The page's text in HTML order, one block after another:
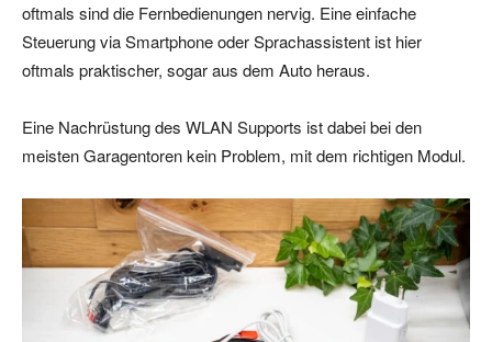
oftmals sind die Fernbedienungen nervig. Eine einfache
Steuerung via Smartphone oder Sprachassistent ist hier
oftmals praktischer, sogar aus dem Auto heraus.
Eine Nachrüstung des WLAN Supports ist dabei bei den
meisten Garagentoren kein Problem, mit dem richtigen Modul.